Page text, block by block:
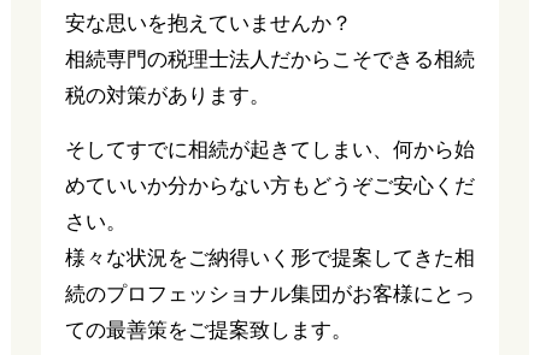
安な思いを抱えていませんか？
相続専門の税理士法人だからこそできる相続
税の対策があります。
そしてすでに相続が起きてしまい、何から始
めていいか分からない方もどうぞご安心くだ
さい。
様々な状況をご納得いく形で提案してきた相
続のプロフェッショナル集団がお客様にとっ
ての最善策をご提案致します。